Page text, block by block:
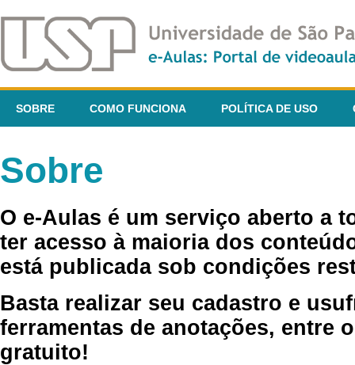
SOBRE COMO FUNCIONA POLÍTICA DE USO
Sobre
O e-Aulas é um serviço aberto a
ter acesso à maioria dos
está publicada sob condições
Basta realizar seu cadastro e
ferramentas de anotações, entre
gratuito!